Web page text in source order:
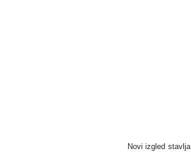
Novi izgled